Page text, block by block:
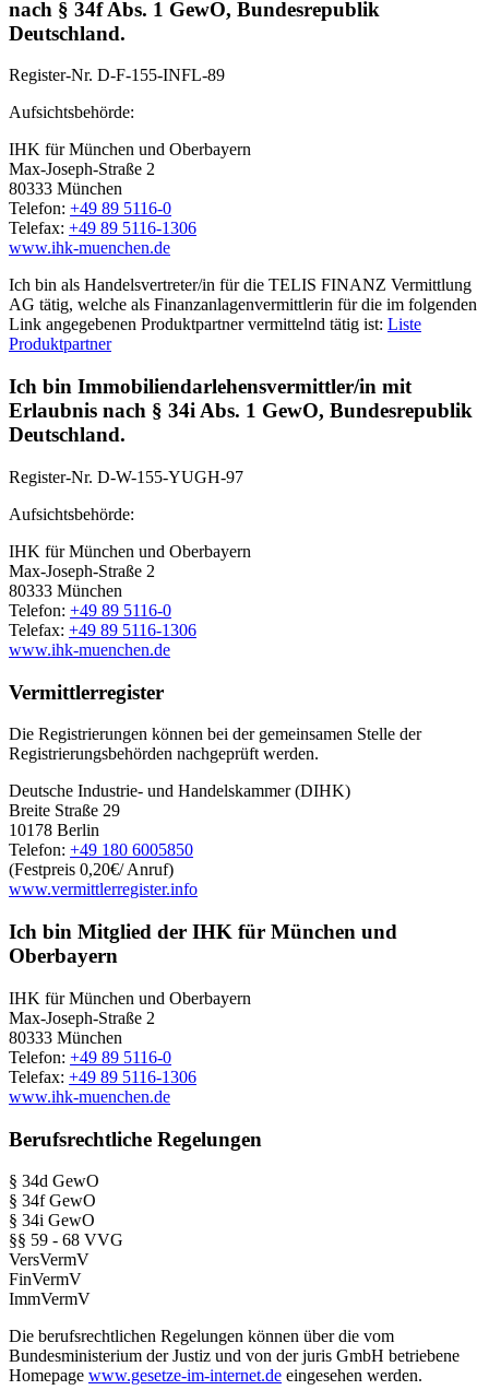
nach § 34f Abs. 1 GewO, Bundesrepublik
Deutschland.
Register-Nr. D-F-155-INFL-89
Aufsichtsbehörde:
IHK für München und Oberbayern
Max-Joseph-Straße 2
80333 München
Telefon: +49 89 5116-0
Telefax: +49 89 5116-1306
www.ihk-muenchen.de
Ich bin als Handelsvertreter/in für die TELIS FINANZ Vermittlung
AG tätig, welche als Finanzanlagenvermittlerin für die im folgenden
Link angegebenen Produktpartner vermittelnd tätig ist: Liste
Produktpartner
Ich bin Immobiliendarlehensvermittler/in mit
Erlaubnis nach § 34i Abs. 1 GewO, Bundesrepublik
Deutschland.
Register-Nr. D-W-155-YUGH-97
Aufsichtsbehörde:
IHK für München und Oberbayern
Max-Joseph-Straße 2
80333 München
Telefon: +49 89 5116-0
Telefax: +49 89 5116-1306
www.ihk-muenchen.de
Vermittlerregister
Die Registrierungen können bei der gemeinsamen Stelle der
Registrierungsbehörden nachgeprüft werden.
Deutsche Industrie- und Handelskammer (DIHK)
Breite Straße 29
10178 Berlin
Telefon: +49 180 6005850
(Festpreis 0,20€/ Anruf)
www.vermittlerregister.info
Ich bin Mitglied der IHK für München und
Oberbayern
IHK für München und Oberbayern
Max-Joseph-Straße 2
80333 München
Telefon: +49 89 5116-0
Telefax: +49 89 5116-1306
www.ihk-muenchen.de
Berufsrechtliche Regelungen
§ 34d GewO
§ 34f GewO
§ 34i GewO
§§ 59 - 68 VVG
VersVermV
FinVermV
ImmVermV
Die berufsrechtlichen Regelungen können über die vom
Bundesministerium der Justiz und von der juris GmbH betriebene
Homepage www.gesetze-im-internet.de eingesehen werden.